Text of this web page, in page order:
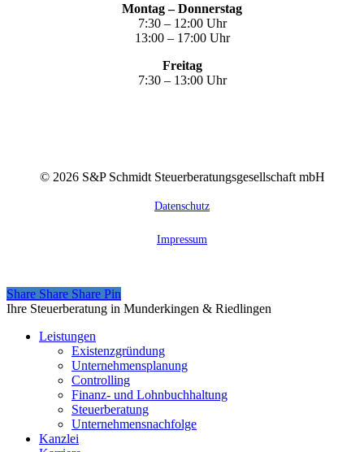
Montag – Donnerstag
7:30 – 12:00 Uhr
13:00 – 17:00 Uhr
Freitag
7:30 – 13:00 Uhr
© 2026S&P Schmidt Steuerberatungsgesellschaft mbH
Datenschutz
Impressum
Share
Share Share Share Pin
Close
Ihre Steuerberatung in Munderkingen & Riedlingen
Leistungen
Existenzgründung
Unternehmensplanung
Controlling
Finanz- und Lohnbuchhaltung
Steuerberatung
Unternehmensnachfolge
Kanzlei